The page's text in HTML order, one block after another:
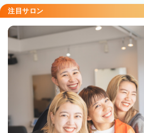
業務委託・フリーランス
詳細条件
完全週休二日制
この条件の求人数1件
注目サロン